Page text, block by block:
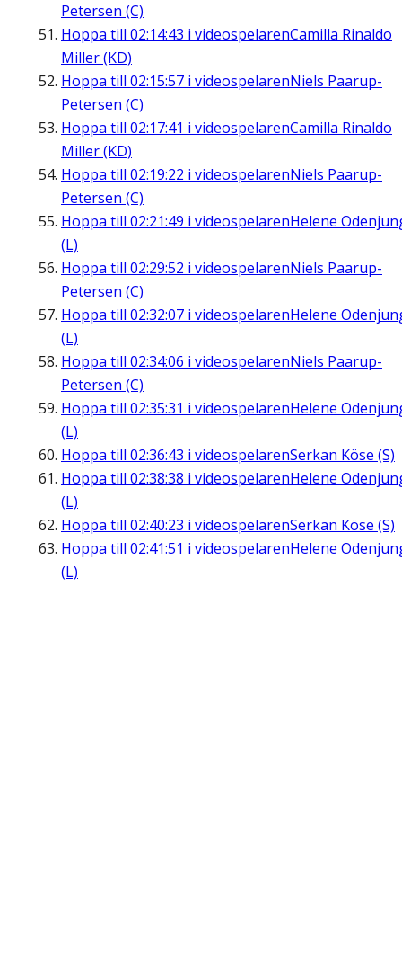
Petersen (C)
Hoppa till 02:14:43 i videospelarenCamilla Rinaldo
Miller (KD)
Hoppa till 02:15:57 i videospelarenNiels Paarup-
Petersen (C)
Hoppa till 02:17:41 i videospelarenCamilla Rinaldo
Miller (KD)
Hoppa till 02:19:22 i videospelarenNiels Paarup-
Petersen (C)
Hoppa till 02:21:49 i videospelarenHelene
(L)
Hoppa till 02:29:52 i videospelarenNiels Paarup-
Petersen (C)
Hoppa till 02:32:07 i videospelarenHelene
(L)
Hoppa till 02:34:06 i videospelarenNiels Paarup-
Petersen (C)
Hoppa till 02:35:31 i videospelarenHelene
(L)
Hoppa till 02:36:43 i videospelarenSerkan Köse (S)
Hoppa till 02:38:38 i videospelarenHelene
(L)
Hoppa till 02:40:23 i videospelarenSerkan Köse (S)
Hoppa till 02:41:51 i videospelarenHelene
(L)